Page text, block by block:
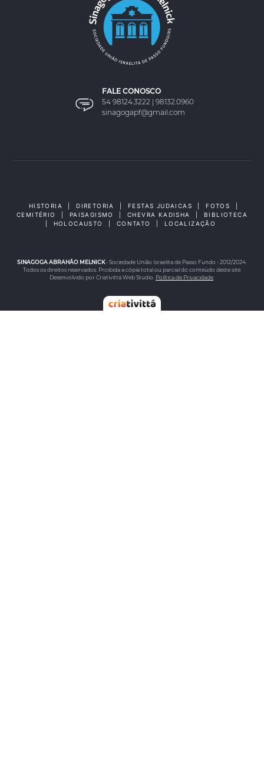
FALE CONOSCO
54 98124.3222 | 98132.0960
sinagogapf@gmail.com
HISTORIA DIRETORIA FESTAS JUDAICAS FOTOS
CEMITÉRIO
PAISAGISMO CHEVRA KADISHA
BIBLIOTECA
HOLOCAUSTO CONTATO LOCALIZAÇÃO
SINAGOGA ABRAHÃO MELNICK- Sociedade União Israelita de Passo Fundo - 2012/2024.
Todos os direitos reservados. Proibida a cópia total ou parcial do conteúdo deste site.
Desenvolvido por Criativittá Web Studio. Política de Privacidade